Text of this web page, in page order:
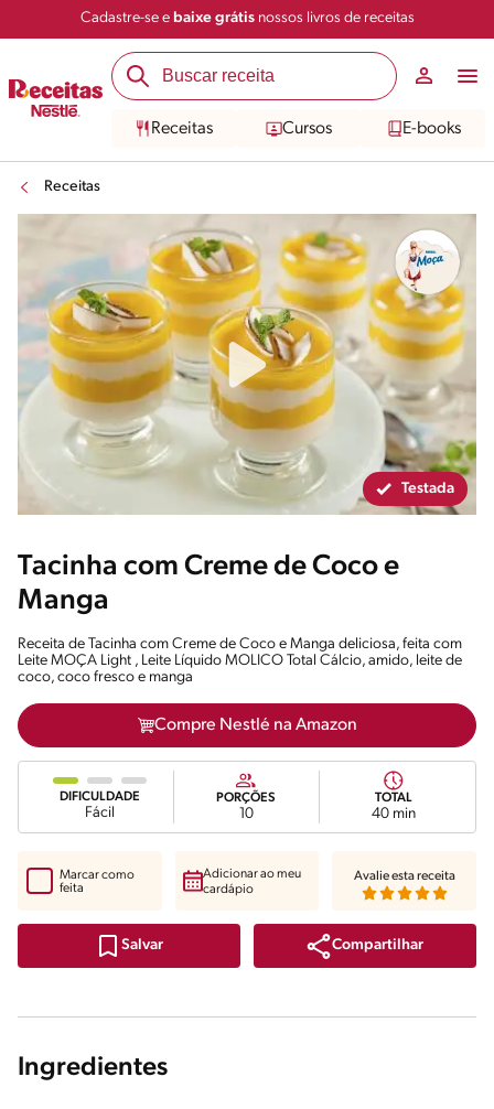
Cadastre-se e baixe grátisnossos livros de receitas
Receitas Cursos E-books
Receitas
Salvar Compartilhar
Testada
Tacinha com Creme de Coco e
Manga
Receita de Tacinha com Creme de Coco e Manga deliciosa, feita com
Leite MOÇA Light , Leite Líquido MOLICO Total Cálcio, amido, leite de
coco, coco fresco e manga
Compre Nestlé na Amazon
DIFICULDADE
Fácil
PORÇÕES
10
TOTAL
40 min
Salvar Compartilhar
Marcar como
feita
Adicionar ao meu
cardápio
Avalie esta receita
Ingredientes